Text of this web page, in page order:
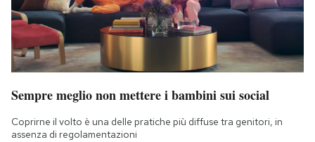
Sempre meglio non mettere i bambini sui social
Coprirne il volto è una delle pratiche più diffuse tra genitori, in
assenza di regolamentazioni